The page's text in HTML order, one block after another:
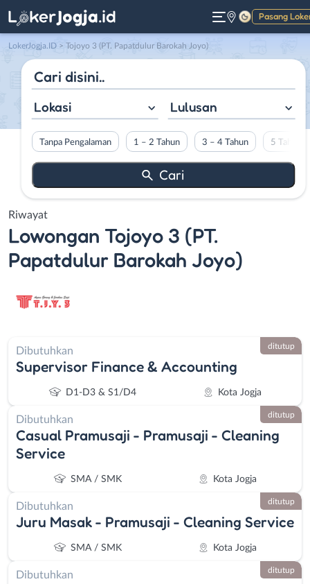
Pasang
Gelap
LokerJogja.ID > Tojoyo 3 (PT. Papatdulur Barokah Joyo)
Lokasi Lulusan
Tanpa Pengalaman 1 – 2 Tahun 3 – 4 Tahun 5 Tahun
Riwayat
Lowongan Tojoyo 3 (PT.
Papatdulur Barokah Joyo)
Dibutuhkan
Supervisor Finance & Accounting
D1-D3 & S1/D4 Kota Jogja
ditutup
Dibutuhkan
Casual Pramusaji - Pramusaji - Cleaning
Service
SMA / SMK Kota Jogja
ditutup
Dibutuhkan
Juru Masak - Pramusaji - Cleaning Service
SMA / SMK Kota Jogja
ditutup
Dibutuhkan ditutup